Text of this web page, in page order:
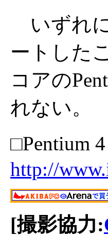
いずれ
ートした
コアの
れない。
□Pentium
http://
[撮影協力: